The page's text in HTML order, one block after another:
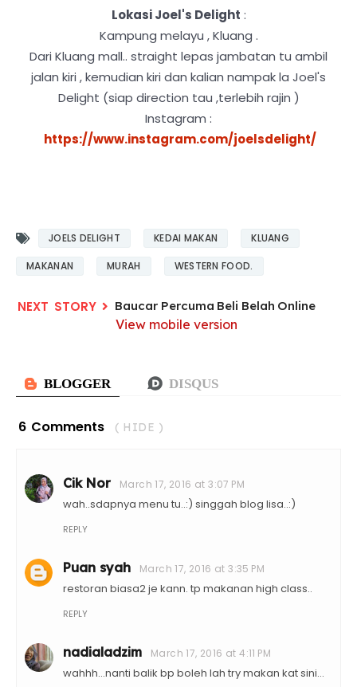
Lokasi Joel's Delight :
Kampung melayu , Kluang .
Dari Kluang mall.. straight lepas jambatan tu ambil
jalan kiri , kemudian kiri dan kalian nampak la Joel's
Delight (siap direction tau ,terlebih rajin )
Instagram :
https://www.instagram.com/joelsdelight/
JOELS DELIGHT KEDAI MAKAN KLUANG
MAKANAN MURAH WESTERN FOOD.
Baucar Percuma Beli Belah Online
View mobile version
6 Comments ( HIDE )
Cik Nor March 17, 2016 at 3:07 PM
wah..sdapnya menu tu..:) singgah blog lisa..:)
REPLY
Puan syah March 17, 2016 at 3:35 PM
restoran biasa2 je kann. tp makanan high class..
REPLY
nadialadzim March 17, 2016 at 4:11 PM
wahhh...nanti balik bp boleh lah try makan kat sini...